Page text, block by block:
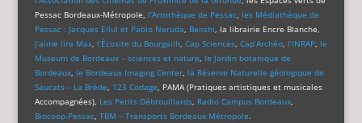
Pessac Bordeaux-Métropole, l’Artothèque de Pessac, les Médiathèque de
Pessac : Jacques Ellul et Pablo Neruda, Benshi, la librairie Encre Blanche,
J’aime lire Max, l’Écosite du Bourgailh, Cap Sciences, Cap’Archéo, l’INRAP, le
Museum de Bordeaux – sciences et nature, le Jardin botanique de
Bordeaux, le Bordeaux Imaging Center, la Réserve Naturelle géologique de
Saucats – La Brède, 123 Codage, PAMA (Pratiques artistiques et musicales
Accompagnées), Les Petits Débrouillards, Radio Campus Bordeaux,
Biocoop-Pessac, TBM – Transports Bordeaux Métropole.